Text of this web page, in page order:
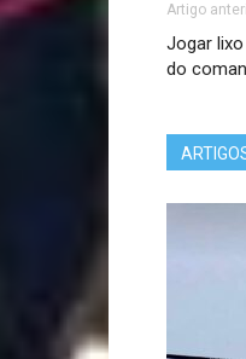
Artigo
Jogar
do